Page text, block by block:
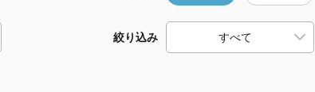
絞り込み